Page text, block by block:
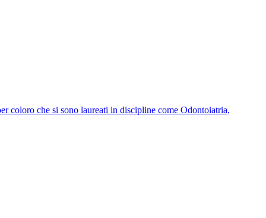
coloro che si sono laureati in discipline come Odontoiatria,